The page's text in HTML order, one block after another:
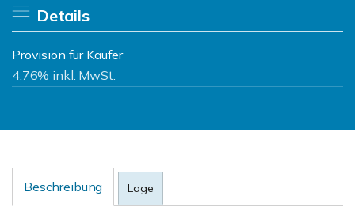
Details
Provision für Käufer
4.76% inkl. MwSt.
Beschreibung Lage